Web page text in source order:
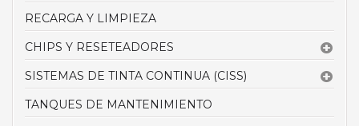
RECARGA Y LIMPIEZA
CHIPS Y RESETEADORES
SISTEMAS DE TINTA CONTINUA (CISS)
TANQUES DE MANTENIMIENTO